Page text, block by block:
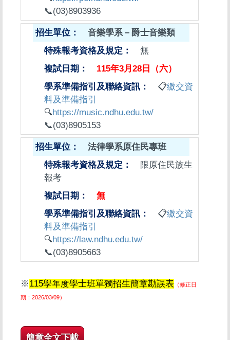
📞(03)8903936
音樂學系－爵士音樂類
無
115年3月28日（六）
📋繳交資
料及準備指引
🔍https://music.ndhu.edu.tw/
📞(03)8905153
法律學系原住民專班
限原住民族生
報考
無
📋繳交資
料及準備指引
🔍https://law.ndhu.edu.tw/
📞(03)8905663
※115學年度學士班單獨招生簡章勘誤表 （修正日
期：2026/03/09）
簡章全文下載